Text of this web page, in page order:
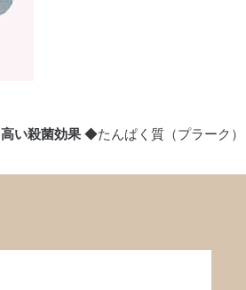
高い殺菌効果 ◆たんぱく質（プラーク）